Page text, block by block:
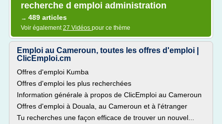
recherche d emploi administration
→ 489 articles
Voir également27 Vidéos pour ce thème
Emploi au Cameroun, toutes les offres d'emploi |
ClicEmploi.cm
Offres d'emploi Kumba
Offres d'emploi les plus recherchées
Information générale à propos de ClicEmploi au Cameroun
Offres d'emploi à Douala, au Cameroun et à l'étranger
Tu recherches une façon efficace de trouver un nouvel...